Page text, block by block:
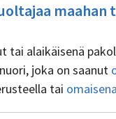
tai alaikäisenä
joka on saanut
tai omaisena